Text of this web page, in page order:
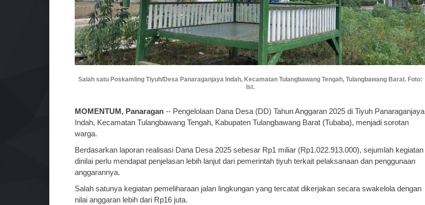
Salah satu Poskamling Tiyuh/Desa Panaraganjaya Indah, Kecamatan Tulangbawang Tengah, Tulangbawang Barat. Foto:
Ist.
MOMENTUM, Panaragan -- Pengelolaan Dana Desa (DD) Tahun Anggaran 2025 di Tiyuh Panaraganjaya
Indah, Kecamatan Tulangbawang Tengah, Kabupaten Tulangbawang Barat (Tubaba), menjadi sorotan
warga.
Berdasarkan laporan realisasi Dana Desa 2025 sebesar Rp1 miliar (Rp1.022.913.000), sejumlah kegiatan
dinilai perlu mendapat penjelasan lebih lanjut dari pemerintah tiyuh terkait pelaksanaan dan penggunaan
anggarannya.
Salah satunya kegiatan pemeliharaan jalan lingkungan yang tercatat dikerjakan secara swakelola dengan
nilai anggaran lebih dari Rp16 juta.